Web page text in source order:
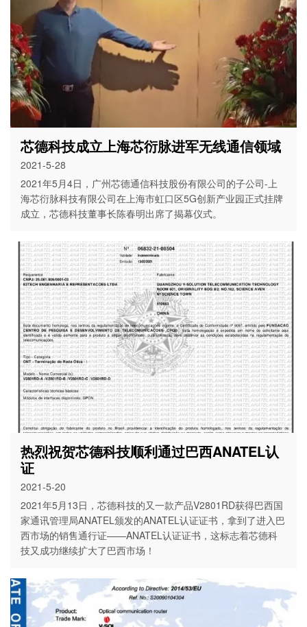
芯德科技成立上海芯衍脉进军无线通信领域
2021-5-28
2021年5月4日，广州芯德通信科技股份有限公司的子公司-上
海芯衍脉科技有限公司在上海市虹口区5G创新产业园正式挂牌
成立，芯德科技董事长陈春明出席了揭幕仪式。
热烈祝贺芯德科技顺利通过巴西ANATEL认
证
2021-5-20
2021年5月13日，芯德科技的又一款产品V2801RD获得巴西国
家通讯管理局ANATEL颁发的ANATEL认证证书，拿到了进入巴
西市场的销售通行证——ANATEL认证证书，这标志着芯德科
技又成功继续扩大了巴西市场！